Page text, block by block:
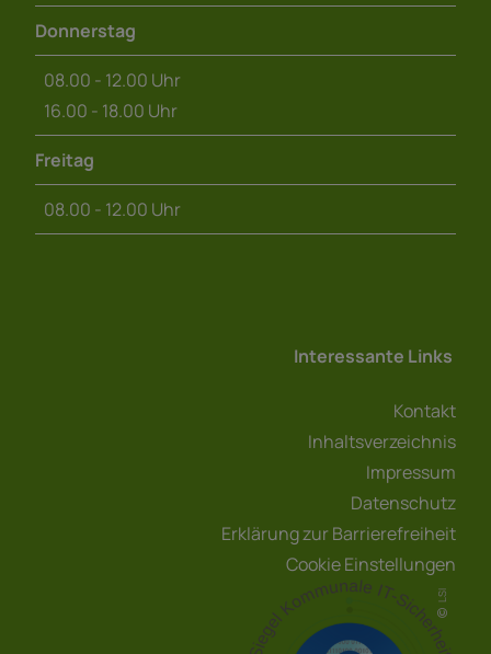
Donnerstag
08.00 - 12.00 Uhr
16.00 - 18.00 Uhr
Freitag
08.00 - 12.00 Uhr
Interessante Links
Kontakt
Inhaltsverzeichnis
Impressum
Datenschutz
Erklärung zur Barrierefreiheit
Cookie Einstellungen
LSI